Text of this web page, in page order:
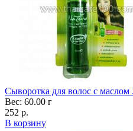
Сыворотка для волос с
Вес: 60.00 г
252 р.
В корзину